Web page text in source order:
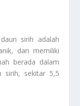
sirih adalah
dan memiliki
berada dalam
sirih, sekitar 5,5